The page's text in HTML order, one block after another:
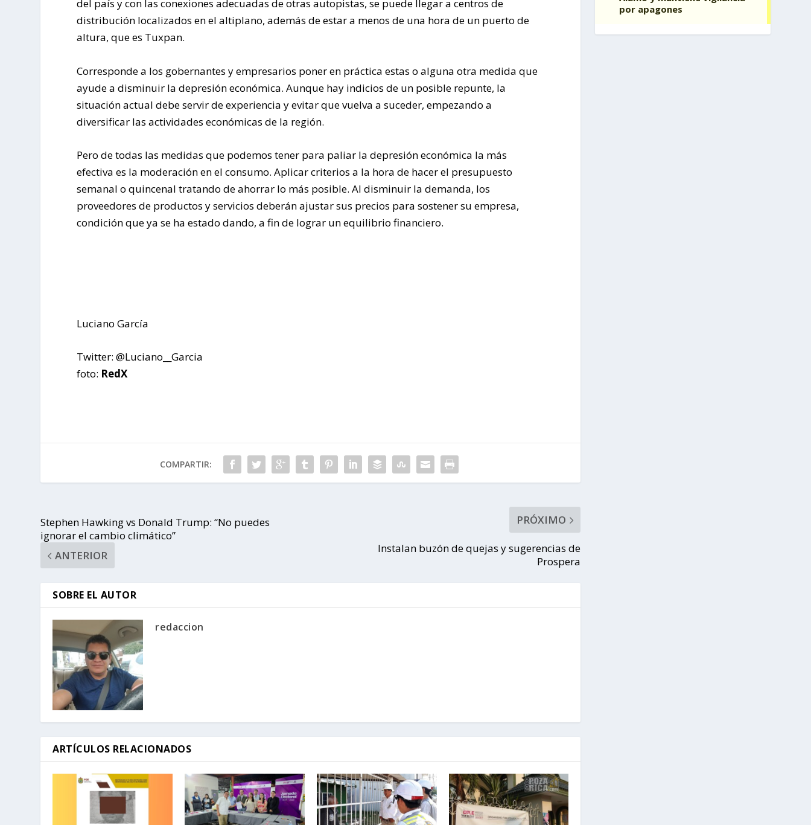
del país y con las conexiones adecuadas de otras autopistas, se puede llegar a centros de
distribución localizados en el altiplano, además de estar a menos de una hora de un puerto de
altura, que es Tuxpan.
Corresponde a los gobernantes y empresarios poner en práctica estas o alguna otra medida que
ayude a disminuir la depresión económica. Aunque hay indicios de un posible repunte, la
situación actual debe servir de experiencia y evitar que vuelva a suceder, empezando a
diversificar las actividades económicas de la región.
Pero de todas las medidas que podemos tener para paliar la depresión económica la más
efectiva es la moderación en el consumo. Aplicar criterios a la hora de hacer el presupuesto
semanal o quincenal tratando de ahorrar lo más posible. Al disminuir la demanda, los
proveedores de productos y servicios deberán ajustar sus precios para sostener su empresa,
condición que ya se ha estado dando, a fin de lograr un equilibrio financiero.
Luciano García
Twitter: @Luciano__Garcia
foto: RedX
COMPARTIR:
Stephen Hawking vs Donald Trump: “No puedes
ignorar el cambio climático”
ANTERIOR
PRÓXIMO
Instalan buzón de quejas y sugerencias de
Prospera
SOBRE EL AUTOR
redaccion
ARTÍCULOS RELACIONADOS